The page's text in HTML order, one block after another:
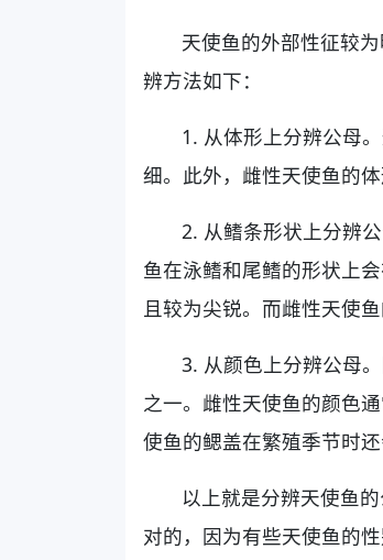
天使鱼的外部性征较
辨方法如下：
1. 从体形上分辨公母
细。此外，雌性天使鱼的
2. 从鳍条形状上分辨
鱼在泳鳍和尾鳍的形状上
且较为尖锐。而雌性天使
3. 从颜色上分辨公母
之一。雌性天使鱼的颜色
使鱼的鳃盖在繁殖季节时还
以上就是分辨天使鱼
对的，因为有些天使鱼的